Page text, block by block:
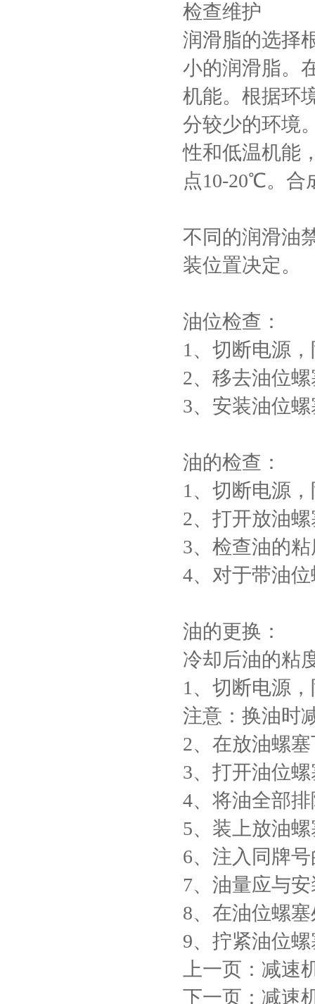
检查维护
润滑脂的选择
小的润滑脂。
机能。根据环
分较少的环境
性和低温机能
点10-20℃。合
不同的润滑油
装位置决定。
油位检查：
1、切断电源
2、移去油位
3、安装油位
油的检查：
1、切断电源
2、打开放油
3、检查油的
4、对于带油
油的更换：
冷却后油的粘
1、切断电源
注意：换油时
2、在放油螺
3、打开油位
4、将油全部
5、装上放油
6、注入同牌
7、油量应与
8、在油位螺
9、拧紧油位
上一页：减速
下一页：减速